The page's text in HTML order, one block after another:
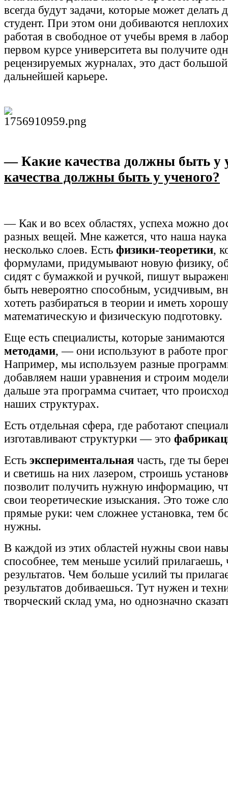
всегда будут задачи, которые может
студент. При этом они добиваются неплохих
работая в свободное от учебы время в
первом курсе университета вы получите
рецензируемых журналах, это даст
дальнейшей карьере.
— Какие качества должны быть у
качества должны быть у ученого?
— Как и во всех областях, успеха можно
разных вещей. Мне кажется, что наша наука
несколько слоев. Есть физики-теоретики,
формулами, придумывают новую физику,
сидят с бумажкой и ручкой, пишут
быть невероятно способным, усидчивым,
хотеть разбираться в теории и иметь
математическую и физическую подготовку.
Еще есть специалисты, которые занимаются
методами, — они используют в работе
Например, мы используем разные
добавляем наши уравнения и строим
дальше эта программа считает, что
наших структурах.
Есть отдельная сфера, где работают
изготавливают структурки — это
Есть экспериментальная часть, где ты
и светишь на них лазером, строишь
позволит получить нужную информацию,
свои теоретические изыскания. Это тоже
прямые руки: чем сложнее установка, тем
нужны.
В каждой из этих областей нужны свои
способнее, тем меньше усилий прилагаешь,
результатов. Чем больше усилий ты
результатов добиваешься. Тут нужен и
творческий склад ума, но однозначно